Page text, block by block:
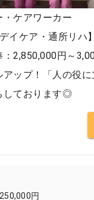
ケアワーカー
イケア・通所リハ
2,850,000円～
アップ！「人の役
しております◎
円